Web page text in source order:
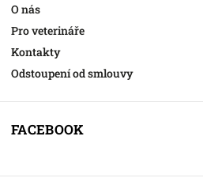
O nás
Pro veterináře
Kontakty
Odstoupení od smlouvy
FACEBOOK